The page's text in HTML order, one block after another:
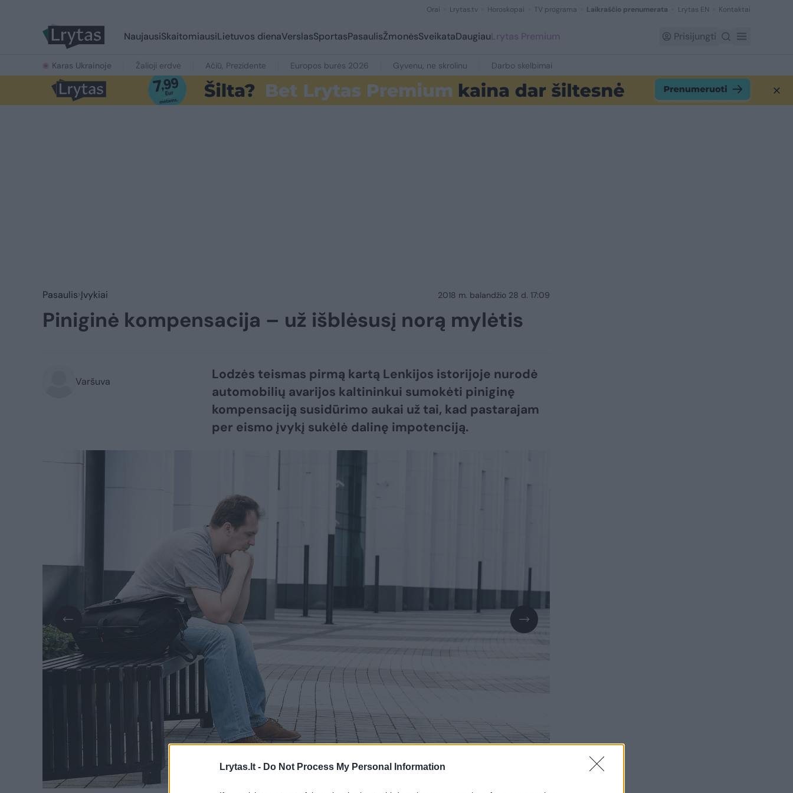
Lrytas.lt - Do Not Process My Personal Information
Orai Lrytas.tv Horoskopai TV programa Laikraščio prenumerata Lrytas EN Kontaktai
NaujausiSkaitomiausiLietuvos dienaVerslasSportasPasaulisŽmonėsSveikataDaugiauLrytas Premium Prisijungti
Karas Ukrainoje Žalioji erdvė Ačiū, Prezidente Europos burės 2026 Gyvenu, ne skrolinu Darbo skelbimai
Pasaulis Įvykiai 2018 m. balandžio 28 d. 17:09
Piniginė kompensacija – už išblėsusį norą mylėtis
Varšuva
Lodzės teismas pirmą kartą Lenkijos istorijoje nurodė
automobilių avarijos kaltininkui sumokėti piniginę
kompensaciją susidūrimo aukai už tai, kad pastarajam
per eismo įvykį sukėlė dalinę impotenciją.
Daugiau nuotraukų (1)